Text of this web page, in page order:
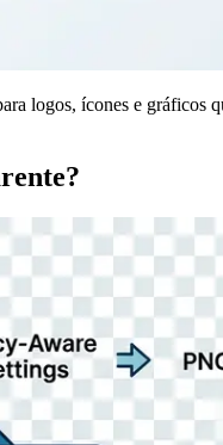
logos, ícones e gráficos